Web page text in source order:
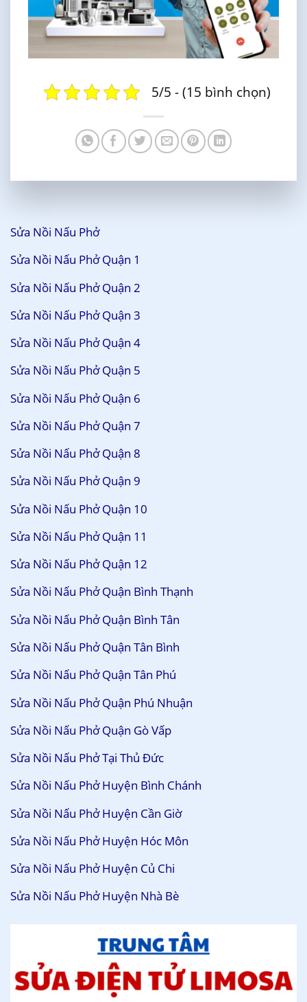
5/5 - (15 bình chọn)
Sửa Nồi Nấu Phở
Sửa Nồi Nấu Phở Quận 1
Sửa Nồi Nấu Phở Quận 2
Sửa Nồi Nấu Phở Quận 3
Sửa Nồi Nấu Phở Quận 4
Sửa Nồi Nấu Phở Quận 5
Sửa Nồi Nấu Phở Quận 6
Sửa Nồi Nấu Phở Quận 7
Sửa Nồi Nấu Phở Quận 8
Sửa Nồi Nấu Phở Quận 9
Sửa Nồi Nấu Phở Quận 10
Sửa Nồi Nấu Phở Quận 11
Sửa Nồi Nấu Phở Quận 12
Sửa Nồi Nấu Phở Quận Bình Thạnh
Sửa Nồi Nấu Phở Quận Bình Tân
Sửa Nồi Nấu Phở Quận Tân Bình
Sửa Nồi Nấu Phở Quận Tân Phú
Sửa Nồi Nấu Phở Quận Phú Nhuận
Sửa Nồi Nấu Phở Quận Gò Vấp
Sửa Nồi Nấu Phở Tại Thủ Đức
Sửa Nồi Nấu Phở Huyện Bình Chánh
Sửa Nồi Nấu Phở Huyện Cần Giờ
Sửa Nồi Nấu Phở Huyện Hóc Môn
Sửa Nồi Nấu Phở Huyện Củ Chi
Sửa Nồi Nấu Phở Huyện Nhà Bè